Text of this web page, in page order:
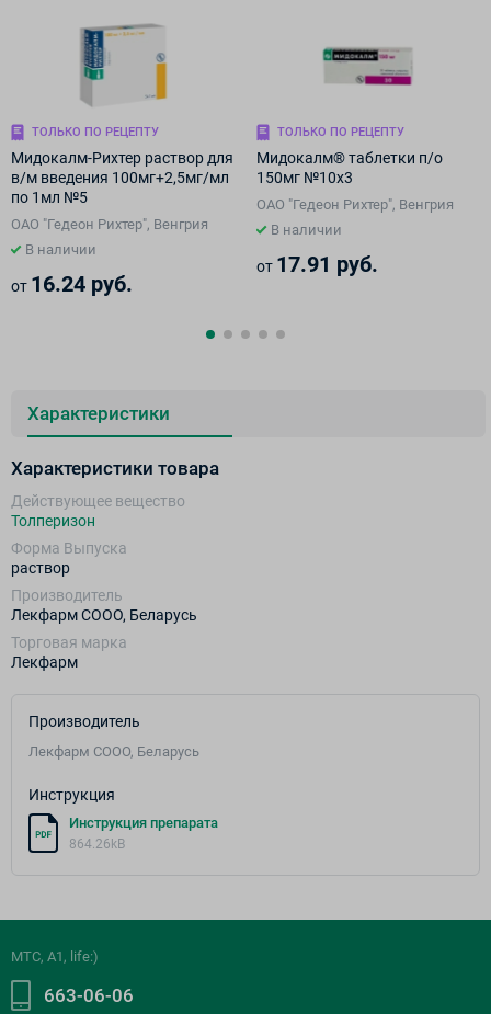
ТОЛЬКО ПО РЕЦЕПТУ
Мидокалм-Рихтер раствор для
в/м введения 100мг+2,5мг/мл
по 1мл №5
ОАО "Гедеон Рихтер", Венгрия
В наличии
от 16.24 руб.
ТОЛЬКО ПО РЕЦЕПТУ
Мидокалм® таблетки п/о
150мг №10х3
ОАО "Гедеон Рихтер", Венгрия
В наличии
от 17.91 руб.
Характеристики
Характеристики товара
Действующее вещество
Толперизон
Форма Выпуска
раствор
Производитель
Лекфарм СООО, Беларусь
Торговая марка
Лекфарм
Производитель
Лекфарм СООО, Беларусь
Инструкция
Инструкция препарата
864.26kB
МТС, A1, life:)
663-06-06